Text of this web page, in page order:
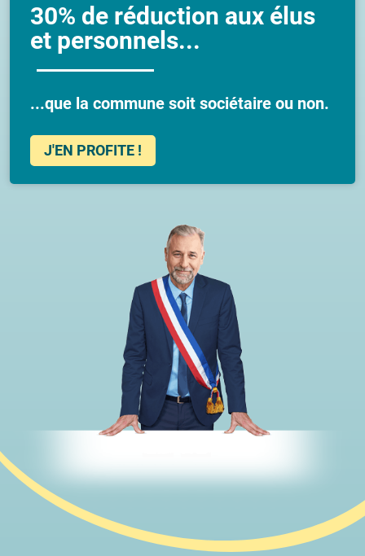
30% de réduction aux élus
et personnels...
...que la commune soit sociétaire ou non.
J'EN PROFITE !